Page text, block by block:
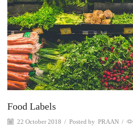
Food Labels
22 October 2018 / Posted by PRAAN /